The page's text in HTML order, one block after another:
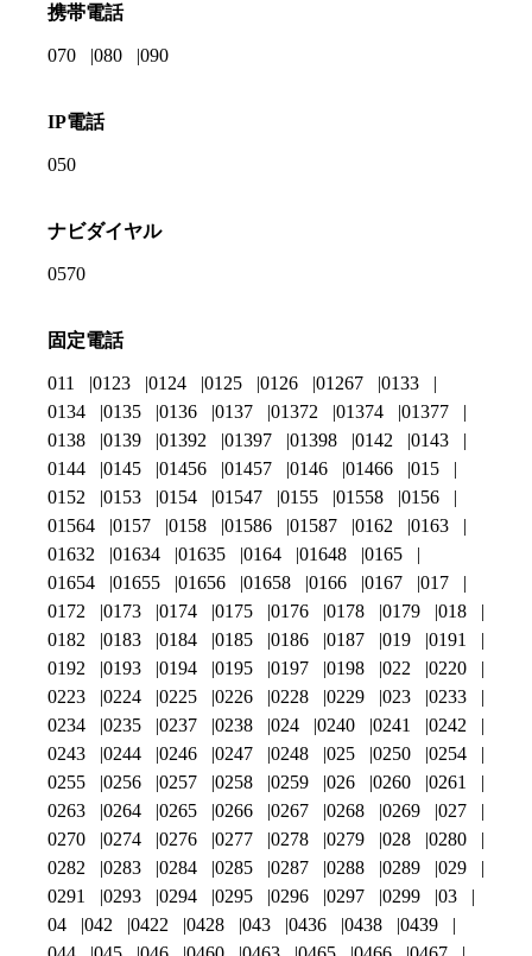
携帯電話
070 080 090
IP電話
050
ナビダイヤル
0570
固定電話
011 0123 0124 0125 0126 01267
0133
0134
0135 0136 0137 01372 01374
01377
0138
0139 01392 01397 01398 0142
0143
0144
0145 01456 01457 0146 01466
015
0152
0153 0154 01547 0155 01558
0156
01564
0157 0158 01586 01587 0162
0163
01632
01634 01635 0164 01648
0165
01654
01655 01656 01658 0166 0167
017
0172
0173 0174 0175 0176 0178 0179
018
0182
0183 0184 0185 0186 0187 019
0191
0192
0193 0194 0195 0197 0198 022
0220
0223
0224 0225 0226 0228 0229 023
0233
0234
0235 0237 0238 024 0240 0241
0242
0243
0244 0246 0247 0248 025 0250
0254
0255
0256 0257 0258 0259 026 0260
0261
0263
0264 0265 0266 0267 0268 0269
027
0270
0274 0276 0277 0278 0279 028
0280
0282
0283 0284 0285 0287 0288 0289
029
0291
0293 0294 0295 0296 0297 0299
03
04
042 0422 0428 043 0436 0438
0439